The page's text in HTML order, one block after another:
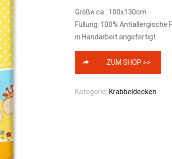
Größe ca.: 100x130cm
Füllung: 100%
in Handarbeit angefertigt
ZUM SHOP >>
Kategorie: Krabbeldecken